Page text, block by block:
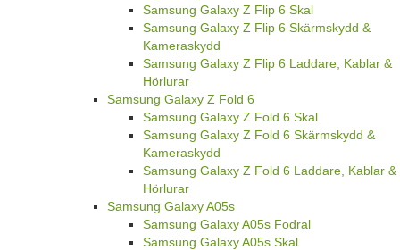
Samsung Galaxy Z Flip 6 Skal
Samsung Galaxy Z Flip 6 Skärmskydd &
Kameraskydd
Samsung Galaxy Z Flip 6 Laddare, Kablar &
Hörlurar
Samsung Galaxy Z Fold 6
Samsung Galaxy Z Fold 6 Skal
Samsung Galaxy Z Fold 6 Skärmskydd &
Kameraskydd
Samsung Galaxy Z Fold 6 Laddare, Kablar &
Hörlurar
Samsung Galaxy A05s
Samsung Galaxy A05s Fodral
Samsung Galaxy A05s Skal